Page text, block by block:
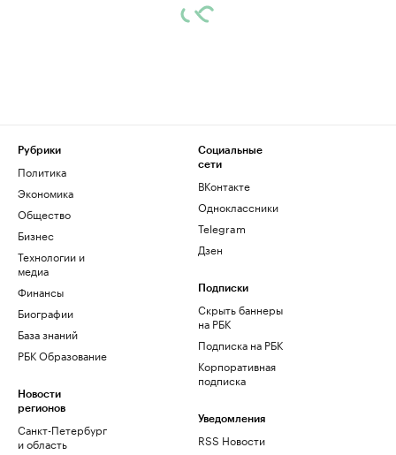
Рубрики
Политика
Экономика
Общество
Бизнес
Технологии и
медиа
Финансы
Биографии
База знаний
РБК Образование
Новости
регионов
Санкт-Петербург
и область
Социальные
сети
ВКонтакте
Одноклассники
Telegram
Дзен
Подписки
Скрыть баннеры
на РБК
Подписка на РБК
Корпоративная
подписка
Уведомления
RSS Новости